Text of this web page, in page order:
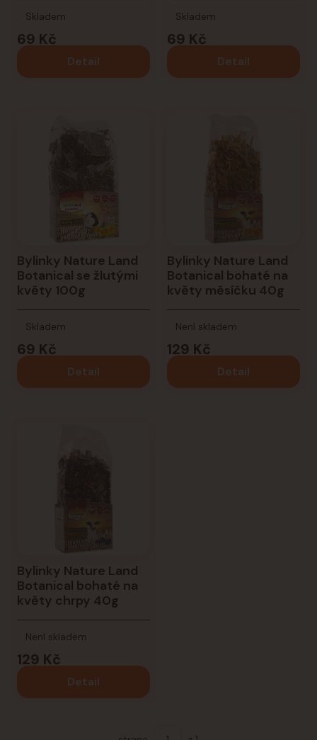
69 Kč
Skladem
Detail
69 Kč
Skladem
Detail
Bylinky Nature Land
Botanical se žlutými
květy 100g
69 Kč
Skladem
Detail
Bylinky Nature Land
Botanical bohaté na
květy měsíčku 40g
129 Kč
Není skladem
Detail
Bylinky Nature Land
Botanical bohaté na
květy chrpy 40g
129 Kč
Není skladem
Detail